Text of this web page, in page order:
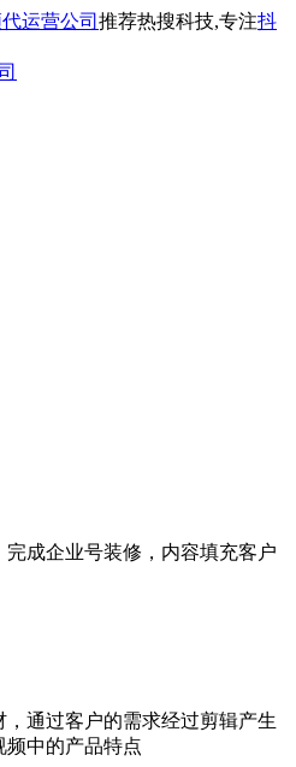
运营公司 推荐热搜科技,专注抖
成企业号装修，内容填充客户
通过客户的需求经过剪辑产生
频中的产品特点